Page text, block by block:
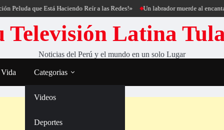
que Está Haciendo Reír a las Redes!» Un labrador muerde al encantador
Televisión Latina
Noticias del Perú y el mundo en un solo Lugar
Categorias
Videos
Deportes